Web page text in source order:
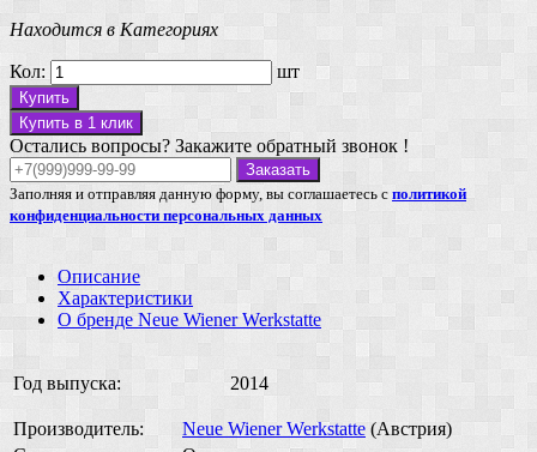
Находится в Категориях
Кол: шт
Купить
Купить в 1 клик
Остались вопросы? Закажите обратный звонок !
Заказать
Заполняя и отправляя данную форму, вы соглашаетесь с политикой
конфиденциальности персональных данных
Описание
Характеристики
О бренде Neue Wiener Werkstatte
Год выпуска: 2014
Производитель: Neue Wiener Werkstatte (Австрия)